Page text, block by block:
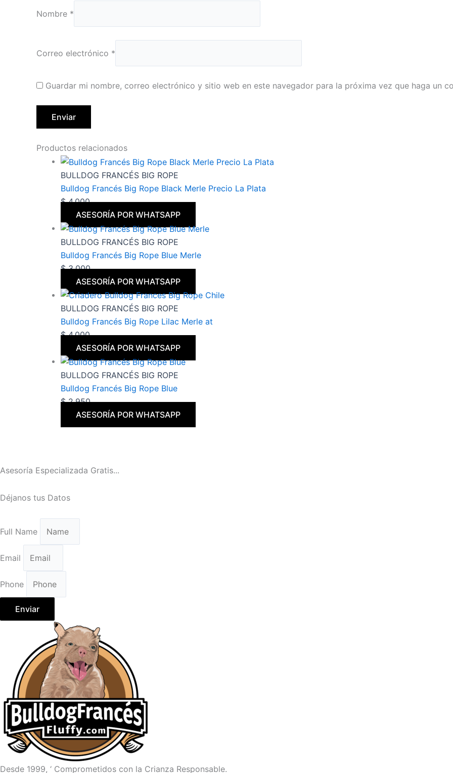
Nombre *
Correo electrónico *
Guardar mi nombre, correo electrónico y sitio web en este navegador para la próxima vez que haga un
Productos relacionados
BULLDOG FRANCÉS BIG ROPE
Bulldog Francés Big Rope Black Merle Precio La Plata
$4.000
ASESORÍA POR WHATSAPP
BULLDOG FRANCÉS BIG ROPE
Bulldog Francés Big Rope Blue Merle
$3.000
ASESORÍA POR WHATSAPP
BULLDOG FRANCÉS BIG ROPE
Bulldog Francés Big Rope Lilac Merle at
$4.000
ASESORÍA POR WHATSAPP
BULLDOG FRANCÉS BIG ROPE
Bulldog Francés Big Rope Blue
$2.950
ASESORÍA POR WHATSAPP
Asesoría Especializada Gratis...
Déjanos tus Datos
Full Name
Email
Phone
Enviar
Desde 1999, ‘ Comprometidos con la Crianza Responsable.